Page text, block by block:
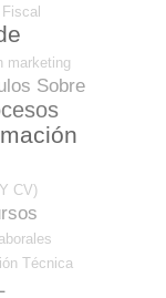
Fiscal
marketing
Sobre
CV)
Técnica